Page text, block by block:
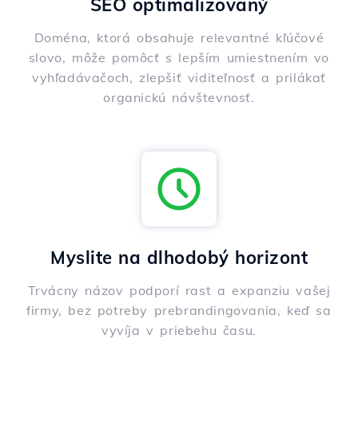
SEO optimalizovaný
Doména, ktorá obsahuje relevantné kľúčové
slovo, môže pomôcť s lepším umiestnením vo
vyhľadávačoch, zlepšiť viditeľnosť a prilákať
organickú návštevnosť.
Myslite na dlhodobý horizont
Trvácny názov podporí rast a expanziu vašej
firmy, bez potreby prebrandingovania, keď sa
vyvíja v priebehu času.